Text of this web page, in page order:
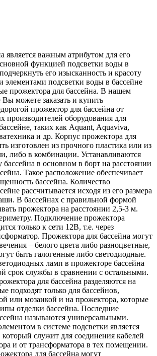
является важным атрибутом для его
функцией подсветки воды в
его изысканность и красоту
подсветки воды в бассейне
прожектора для бассейна. В нашем
Вы можете заказать и купить
прожектор для бассейна от
производителей оборудования для
таких как Aquant, Aquaviva,
и др. Корпус прожектора для
изготовлен из прочного пластика или из
либо в комбинации. Устанавливаются
в основном в борт на расстоянии
Такое расположение обеспечивает
бассейна. Количество
рассчитывается исходя из его размера
В бассейнах с правильной формой
прожектора на расстоянии 2,5-3 м.
Подключение прожектора
только к сети 12В, т.е. через
Прожектора для бассейна могут
– белого цвета либо разноцветные,
быть галогенные либо светодиодные.
ламп в прожекторе бассейна
срок службы в сравнении с остальными.
для бассейна разделяются на
подходят только для бассейнов,
или мозаикой и на прожектора, которые
отделки бассейна. Последние
называются универсальными.
в системе подсветки является
служит для соединения кабелей
и от трансформатора в тех помещении.
для бассейна могут